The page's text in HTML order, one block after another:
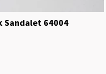
Sandalet 64004